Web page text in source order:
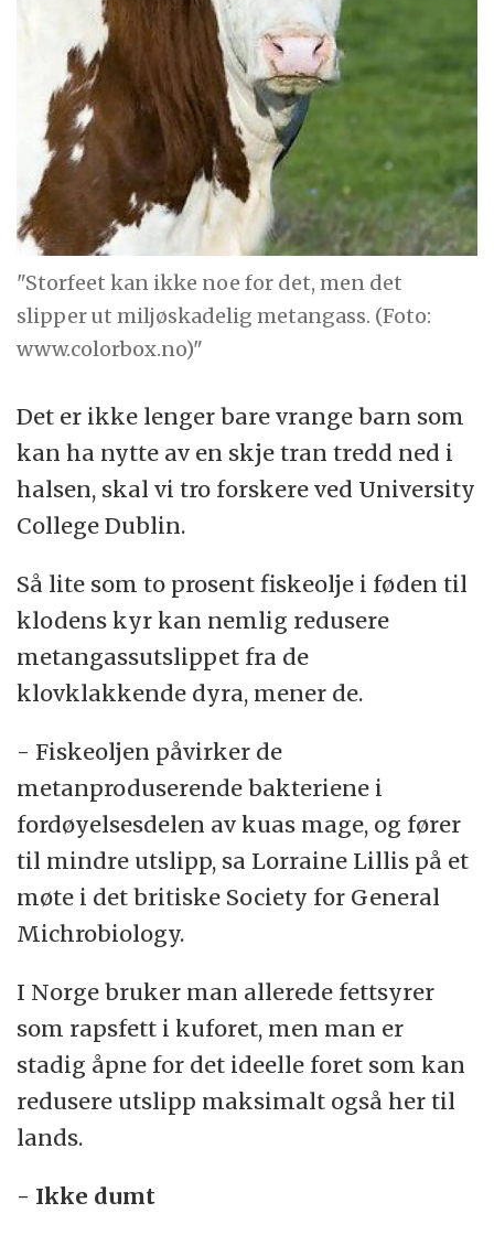
"Storfeet kan ikke noe for det, men det
slipper ut miljøskadelig metangass. (Foto:
www.colorbox.no)"
Det er ikke lenger bare vrange barn som
kan ha nytte av en skje tran tredd ned i
halsen, skal vi tro forskere ved University
College Dublin.
Så lite som to prosent fiskeolje i føden til
klodens kyr kan nemlig redusere
metangassutslippet fra de
klovklakkende dyra, mener de.
- Fiskeoljen påvirker de
metanproduserende bakteriene i
fordøyelsesdelen av kuas mage, og fører
til mindre utslipp, sa Lorraine Lillis på et
møte i det britiske Society for General
Michrobiology.
I Norge bruker man allerede fettsyrer
som rapsfett i kuforet, men man er
stadig åpne for det ideelle foret som kan
redusere utslipp maksimalt også her til
lands.
- Ikke dumt